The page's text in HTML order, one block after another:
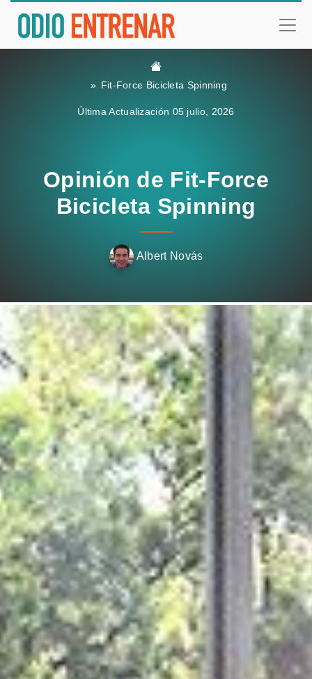
Fit-Force Bicicleta Spinning
Última Actualización 05 julio, 2026
Opinión de Fit-Force
Bicicleta Spinning
Albert Novás